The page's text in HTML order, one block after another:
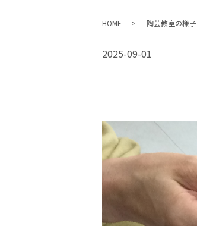
HOME 陶芸教室の様子
2025-09-01